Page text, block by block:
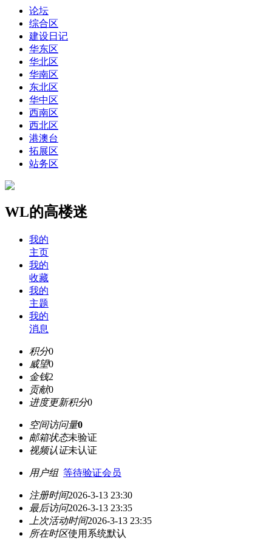
论坛
综合区
建设日记
华东区
华北区
华南区
东北区
华中区
西南区
西北区
港澳台
拓展区
站务区
WL的高楼迷
我的
主页
我的
收藏
我的
主题
我的
消息
积分0
威望0
金钱2
贡献0
进度更新积分0
空间访问量0
邮箱状态未验证
视频认证未认证
用户组 等待验证会员
注册时间2026-3-13 23:30
最后访问2026-3-13 23:35
上次活动时间2026-3-13 23:35
所在时区使用系统默认